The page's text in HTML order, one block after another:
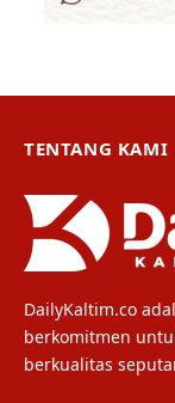
TENTANG KAMI
DailyKaltim.co
berkomitmen
berkualitas